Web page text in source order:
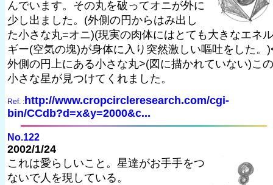
んでいます。その丸を破ってオニが外に
少し出ました。(外側の円からはみ出し
た小さな丸=オニ)(現実の肉体にはとても大きなエネル
ギー(空気の塊)が身体に入り突然激しい嘔吐をした。
外側の円上にある小さな丸>(図に描かれていない)この
小さな星が見つけてくれました。
Ref. : http://www.cropcircleresearch.com/cgi-
bin/CCdb?d=x&y=2000&c...
No.122
2002/1/24
これは愛らしいこと。星達がお手手をつ
ないで人を現している。